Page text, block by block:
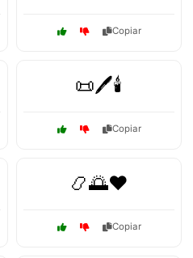
Copiar
📜🖊️🕯️
Copiar
📿🌅❤️
Copiar